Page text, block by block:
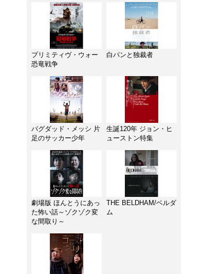
プリミティヴ・ウォー
恐竜戦争
白パンと独裁者
バグダッド・メッシ 片
足のサッカー少年
生誕120年 ジョン・ヒ
ューストン特集
劇場版 ほんとうにあっ
た怖い話～ゾクゾク変
な間取り～
THE BELDHAM/ベルダ
ム